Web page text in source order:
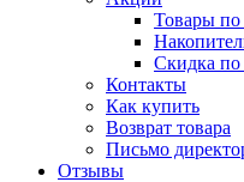
Товары
Скидка
Контакты
Как купить
Возврат товара
Письмо
Отзывы